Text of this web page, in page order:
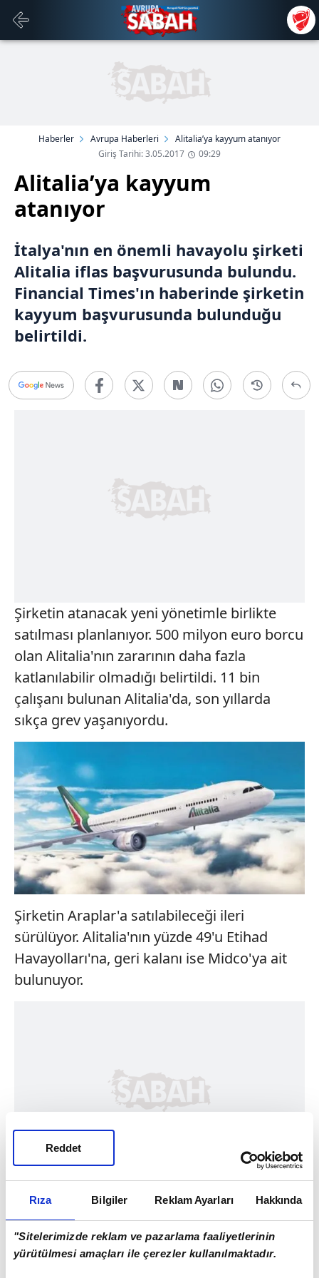
Rıza Bilgiler Reklam Ayarları Hakkında
"Sitelerimizde reklam ve pazarlama faaliyetlerinin
yürütülmesi amaçları ile çerezler kullanılmaktadır.
Reddet
Haberler Avrupa Haberleri
Alitalia’ya kayyum atanıyor
Giriş Tarihi: 3.05.2017
09:29
Alitalia’ya kayyum
atanıyor
İtalya'nın en önemli havayolu şirketi
Alitalia iflas başvurusunda bulundu.
Financial Times'ın haberinde şirketin
kayyum başvurusunda bulunduğu
belirtildi.
Şirketin atanacak yeni yönetimle birlikte
satılması planlanıyor. 500 milyon euro borcu
olan Alitalia'nın zararının daha fazla
katlanılabilir olmadığı belirtildi. 11 bin
çalışanı bulunan Alitalia'da, son yıllarda
sıkça grev yaşanıyordu.
Şirketin Araplar'a satılabileceği ileri
sürülüyor. Alitalia'nın yüzde 49'u Etihad
Havayolları'na, geri kalanı ise Midco'ya ait
bulunuyor.